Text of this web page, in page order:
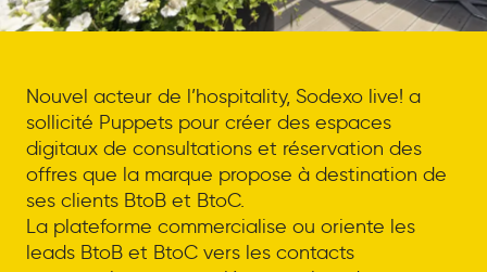
Nouvel acteur de l’hospitality, Sodexo live! a
sollicité Puppets pour créer des espaces
digitaux de consultations et réservation des
offres que la marque propose à destination de
ses clients BtoB et BtoC.
La plateforme commercialise ou oriente les
leads BtoB et BtoC vers les contacts